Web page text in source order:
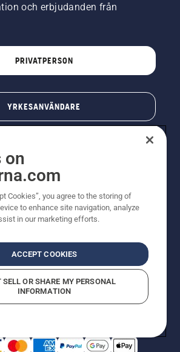
och erbjudanden från
PRIVATPERSON
YRKESANVÄNDARE
(publ). All rights reserved. Priserna
cirkapriser. Alla angivna
försäljningspriser (inkl.
är tillgänglig för direkt köp.
Sekretessmeddelande
Rapportera misstänkta överträdelser
on
Cookies”, you agree to the storing of
to enhance site navigation, analyze
in our marketing efforts.
ACCEPT COOKIES
SELL OR SHARE MY PERSONAL
INFORMATION